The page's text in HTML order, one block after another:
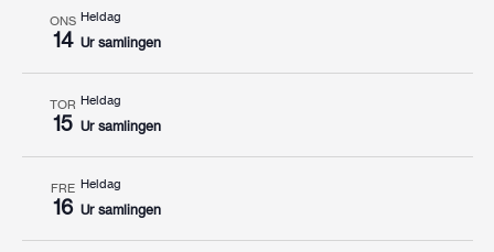
ONS
14
Heldag
Ur samlingen
TOR
15
Heldag
Ur samlingen
FRE
16
Heldag
Ur samlingen